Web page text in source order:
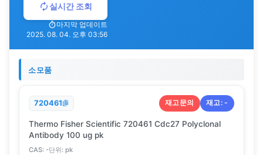
실시간 조회
마지막 업데이트
2025. 08. 04. 오후 03:56
소모품
720461 재고문의 재고:-
Thermo Fisher Scientific 720461 Cdc27 Polyclonal
Antibody 100 ug pk
CAS: -단위: pk